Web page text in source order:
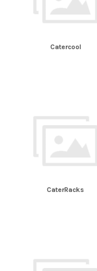
Catercool
CaterRacks